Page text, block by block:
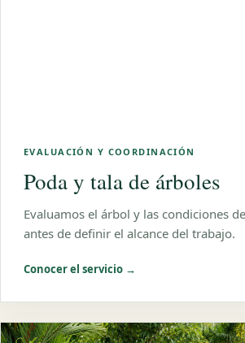
EVALUACIÓN Y COORDINACIÓN
Poda y tala de árboles
Evaluamos el árbol y las condiciones
antes de definir el alcance del trabajo.
Conocer el servicio →